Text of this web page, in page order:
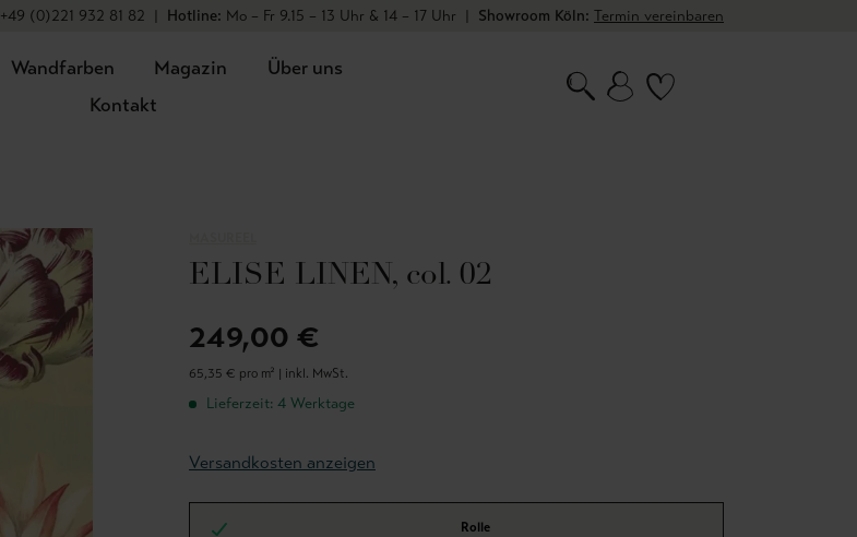
+49 (0)221 932 81 82 | Hotline: Mo – Fr 9.15 – 13 Uhr & 14 – 17 Uhr | Showroom Köln: Termin vereinbaren
Wandfarben Magazin
Über uns
Kontakt
ELISE LINEN, col. 02
249,00 €
65,35 € pro m² | inkl. MwSt.
Lieferzeit: 4 Werktage
Versandkosten anzeigen
Rolle